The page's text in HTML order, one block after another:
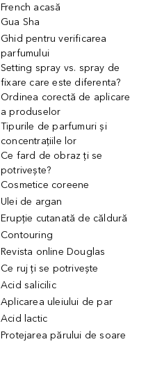
French acasă
Gua Sha
Ghid pentru verificarea
parfumului
Setting spray vs. spray de
fixare care este diferenta?
Ordinea corectă de aplicare
a produselor
Tipurile de parfumuri și
concentrațiile lor
Ce fard de obraz ți se
potrivește?
Cosmetice coreene
Ulei de argan
Erupție cutanată de căldură
Contouring
Revista online Douglas
Ce ruj ți se potrivește
Acid salicilic
Aplicarea uleiului de par
Acid lactic
Protejarea părului de soare